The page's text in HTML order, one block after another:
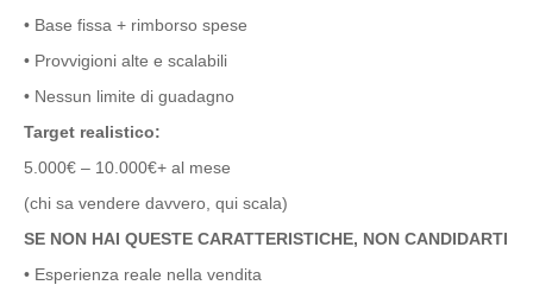
• Base fissa + rimborso spese
• Provvigioni alte e scalabili
• Nessun limite di guadagno
Target realistico:
5.000€ – 10.000€+ al mese
(chi sa vendere davvero, qui scala)
SE NON HAI QUESTE CARATTERISTICHE, NON CANDIDARTI
• Esperienza reale nella vendita